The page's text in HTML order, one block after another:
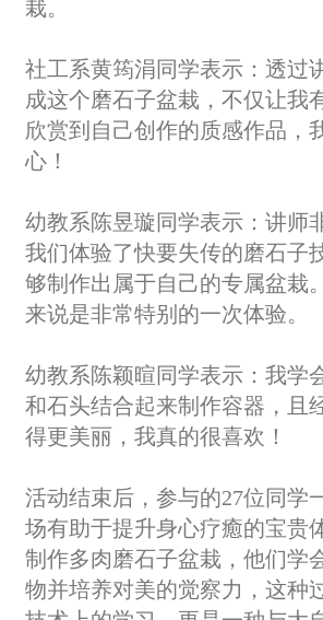
栽。
社工系黄筠涓同学表示：透过
成这个磨石子盆栽，不仅让我
欣赏到自己创作的质感作品，
心！
幼教系陈昱璇同学表示：讲师
我们体验了快要失传的磨石子
够制作出属于自己的专属盆栽
来说是非常特别的一次体验。
幼教系陈颖暄同学表示：我学
和石头结合起来制作容器，且
得更美丽，我真的很喜欢！
活动结束后，参与的27位同学
场有助于提升身心疗癒的宝贵
制作多肉磨石子盆栽，他们学
物并培养对美的觉察力，这种